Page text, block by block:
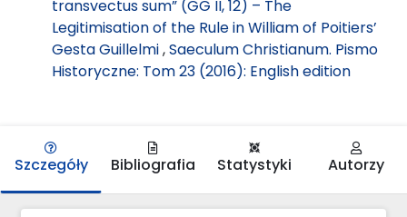
transvectus sum” (GG II, 12) – The
Legitimisation of the Rule in William of Poitiers’
Gesta Guillelmi,Saeculum Christianum. Pismo
Historyczne: Tom 23 (2016): English edition
Szczegóły Bibliografia Statystyki Autorzy